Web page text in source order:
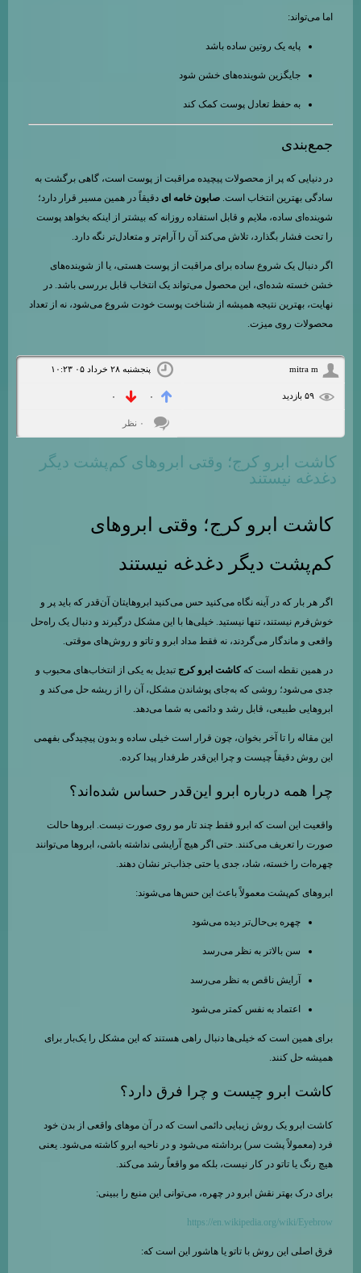
اما می‌تواند:
پایه یک روتین ساده باشد
جایگزین شوینده‌های خشن شود
به حفظ تعادل پوست کمک کند
جمع‌بندی
در دنیایی که پر از محصولات پیچیده مراقبت از پوست است، گاهی برگشت به
سادگی بهترین انتخاب است. صابون خامه ای دقیقاً در همین مسیر قرار دارد؛
شوینده‌ای ساده، ملایم و قابل استفاده روزانه که بیشتر از اینکه بخواهد پوست
را تحت فشار بگذارد، تلاش می‌کند آن را آرام‌تر و متعادل‌تر نگه دارد.
اگر دنبال یک شروع ساده برای مراقبت از پوست هستی، یا از شوینده‌های
خشن خسته شده‌ای، این محصول می‌تواند یک انتخاب قابل بررسی باشد. در
نهایت، بهترین نتیجه همیشه از شناخت پوست خودت شروع می‌شود، نه از تعداد
محصولات روی میزت.
mitra m پنجشنبه ۲۸ خرداد ۰۵ ۱۰:۲۳
۰ ۰
۰ نظر
کاشت ابرو کرج؛ وقتی ابروهای کم‌پشت دیگر
دغدغه نیستند
کاشت ابرو کرج؛ وقتی ابروهای
کم‌پشت دیگر دغدغه نیستند
اگر هر بار که در آینه نگاه می‌کنید حس می‌کنید ابروهایتان آن‌قدر که باید پر و
خوش‌فرم نیستند، تنها نیستید. خیلی‌ها با این مشکل درگیرند و دنبال یک راه‌حل
واقعی و ماندگار می‌گردند، نه فقط مداد ابرو و تاتو و روش‌های موقتی.
در همین نقطه است کهکاشت ابرو کرج تبدیل به یکی از انتخاب‌های محبوب و
جدی می‌شود؛ روشی که به‌جای پوشاندن مشکل، آن را از ریشه حل می‌کند و
ابروهایی طبیعی، قابل رشد و دائمی به شما می‌دهد.
این مقاله را تا آخر بخوان، چون قرار است خیلی ساده و بدون پیچیدگی بفهمی
این روش دقیقاً چیست و چرا این‌قدر طرفدار پیدا کرده.
چرا همه درباره ابرو این‌قدر حساس شده‌اند؟
واقعیت این است که ابرو فقط چند تار مو روی صورت نیست. ابروها حالت
صورت را تعریف می‌کنند. حتی اگر هیچ آرایشی نداشته باشی، ابروها می‌توانند
چهره‌ات را خسته، شاد، جدی یا حتی جذاب‌تر نشان دهند.
ابروهای کم‌پشت معمولاً باعث این حس‌ها می‌شوند:
چهره بی‌حال‌تر دیده می‌شود
سن بالاتر به نظر می‌رسد
آرایش ناقص به نظر می‌رسد
اعتماد به نفس کمتر می‌شود
برای همین است که خیلی‌ها دنبال راهی هستند که این مشکل را یک‌بار برای
همیشه حل کنند.
کاشت ابرو چیست و چرا فرق دارد؟
کاشت ابرو یک روش زیبایی دائمی است که در آن موهای واقعی از بدن خود
فرد (معمولاً پشت سر) برداشته می‌شود و در ناحیه ابرو کاشته می‌شود. یعنی
هیچ رنگ یا تاتو در کار نیست، بلکه مو واقعاً رشد می‌کند.
برای درک بهتر نقش ابرو در چهره، می‌توانی این منبع را ببینی:
https://en.wikipedia.org/wiki/Eyebrow
فرق اصلی این روش با تاتو یا هاشور این است که: